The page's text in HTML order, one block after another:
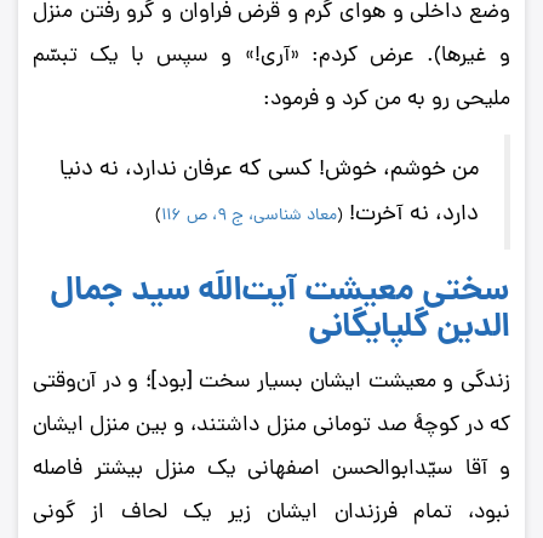
وضع داخلی و هوای گرم و قرض فراوان و گرو رفتن منزل
و غیرها). عرض کردم: «آری!» و سپس با یک تبسّم
ملیحی رو به من کرد و فرمود:
من خوشم، خوش! کسی که عرفان ندارد، نه دنیا
دارد، نه آخرت! (معاد شناسی، ج 9، ص 116 )
سختی معیشتآیت‌اللَه سید جمال‌
الدین گلپایگانی
زندگی و معیشت ایشان بسیار سخت [بود]؛ و در آن‌وقتی
که در کوچۀ صد تومانی منزل داشتند، و بین منزل ایشان
و آقا سیّدابوالحسن اصفهانی یک منزل بیشتر فاصله
نبود، تمام فرزندان ایشان زیر یک لحاف از گونی